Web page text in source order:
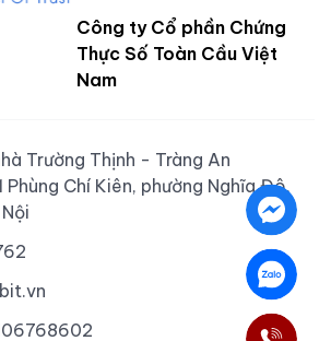
Công ty Cổ phần Chứng
Thực Số Toàn Cầu Việt
Nam
Trường Thịnh - Tràng An
Phùng Chí Kiên, phường Nghĩa Đô,